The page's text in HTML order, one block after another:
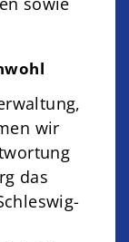
wir
das